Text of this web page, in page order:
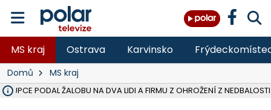
MS kraj Ostrava Karvinsko
Domů MS kraj
PODAL ŽALOBU NA DVA LIDI A FIRMU Z OHROŽENÍ Z NEDBALOSTI